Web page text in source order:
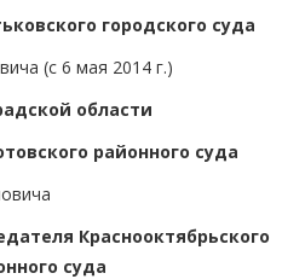
городского суда
(с 6 мая 2014 г.)
области
районного суда
Краснооктябрьского
суда